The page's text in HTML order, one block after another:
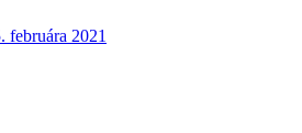
februára 2021